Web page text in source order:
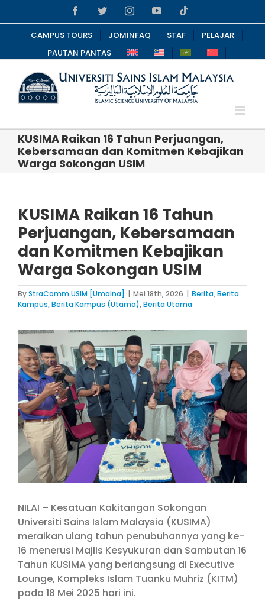
to
content
FacebookTwitterInstagramYouTube
CAMPUS TOURS JOMINFAQ STAF
PELAJAR
PAUTAN PANTAS
KUSIMA Raikan 16 Tahun Perjuangan,
Kebersamaan dan Komitmen Kebajikan
Warga Sokongan USIM
KUSIMA Raikan 16 Tahun
Perjuangan, Kebersamaan
dan Komitmen Kebajikan
Warga Sokongan USIM
ByStraComm USIM [Umaina] | Mei 18th, 2026 | Berita,Berita
Kampus,Berita Kampus (Utama),Berita Utama
View
Larger
Image
NILAI – Kesatuan Kakitangan Sokongan
Universiti Sains Islam Malaysia (KUSIMA)
meraikan ulang tahun penubuhannya yang ke-
16 menerusi Majlis Kesyukuran dan Sambutan 16
Tahun KUSIMA yang berlangsung di Executive
Lounge, Kompleks Islam Tuanku Muhriz (KITM)
pada 18 Mei 2025 hari ini.